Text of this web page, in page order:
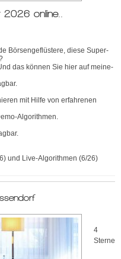
2026 online..
Börsengeflüstere, diese Super-
das können Sie hier auf meine-
mit Hilfe von erfahrenen
Algorithmen.
und Live-Algorithmen (6/26)
4
Sterne